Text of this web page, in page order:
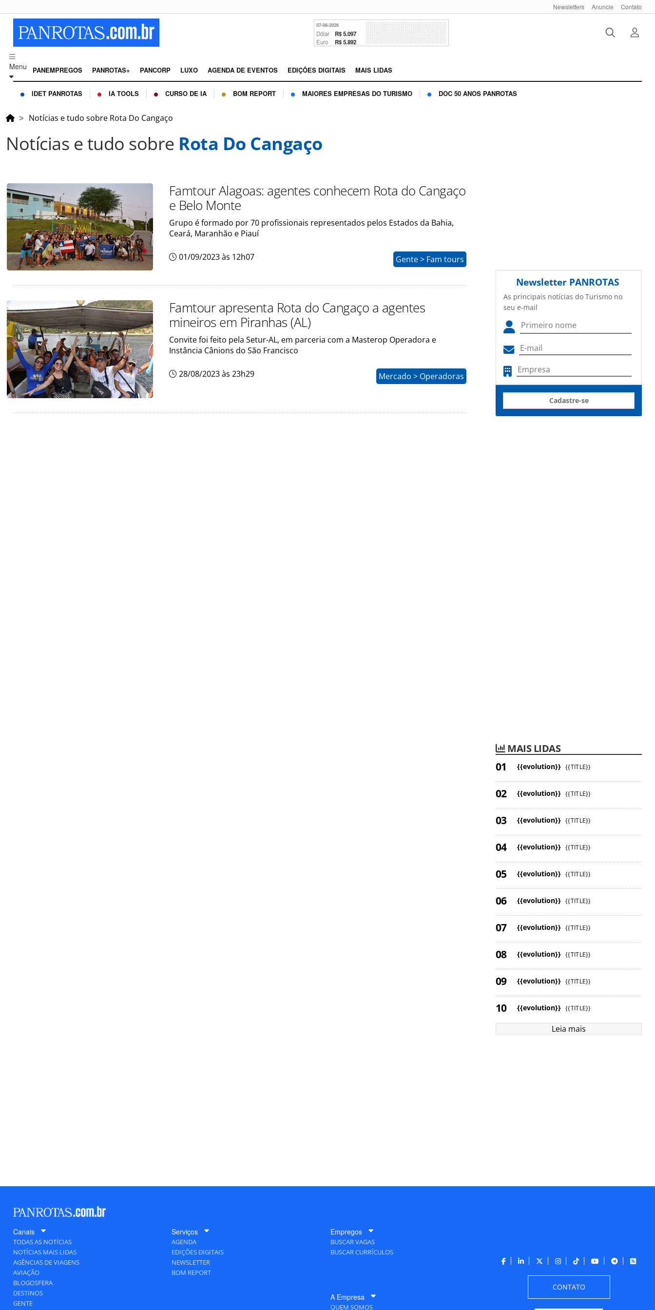
Newsletters Anuncie Contato
07-08-2026
Dólar R$ 5.097
Euro R$ 5.892
Menu PANEMPREGOS PANROTAS+ PANCORP LUXO AGENDA DE EVENTOS EDIÇÕES DIGITAIS MAIS LIDAS
IDET PANROTAS IA TOOLS CURSO DE IA BOM REPORT MAIORES EMPRESAS DO TURISMO DOC 50 ANOS PANROTAS
Notícias e tudo sobre Rota Do Cangaço
Notícias e tudo sobre Rota Do Cangaço
Famtour Alagoas: agentes conhecem Rota do Cangaço
e Belo Monte
Grupo é formado por 70 profissionais representados pelos Estados da Bahia,
Ceará, Maranhão e Piauí
01/09/2023 às 12h07 Gente > Fam tours
Famtour apresenta Rota do Cangaço a agentes
mineiros em Piranhas (AL)
Convite foi feito pela Setur-AL, em parceria com a Masterop Operadora e
Instância Cânions do São Francisco
28/08/2023 às 23h29 Mercado > Operadoras
Newsletter PANROTAS
As principais notícias do Turismo no
seu e-mail
Cadastre-se
MAIS LIDAS
{{evolution}} {{TITLE}}
{{evolution}} {{TITLE}}
{{evolution}} {{TITLE}}
{{evolution}} {{TITLE}}
{{evolution}} {{TITLE}}
{{evolution}} {{TITLE}}
{{evolution}} {{TITLE}}
{{evolution}} {{TITLE}}
{{evolution}} {{TITLE}}
{{evolution}} {{TITLE}}
Leia mais
Canais
TODAS AS NOTÍCIAS
NOTÍCIAS MAIS LIDAS
AGÊNCIAS DE VIAGENS
AVIAÇÃO
BLOGOSFERA
DESTINOS
GENTE
Serviços
AGENDA
EDIÇÕES DIGITAIS
NEWSLETTER
BOM REPORT
Empregos
BUSCAR VAGAS
BUSCAR CURRÍCULOS
A Empresa
QUEM SOMOS
CONTATO